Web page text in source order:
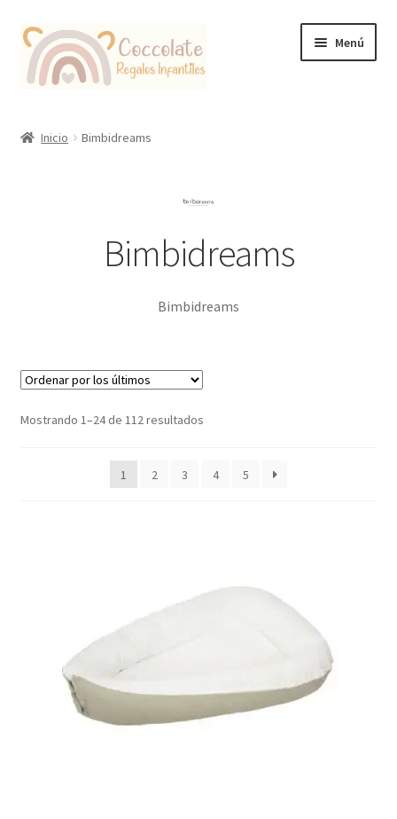
Ir
la
Ir
contenido
Menú
Inicio Bimbidreams
Bimbidreams
Bimbidreams
Mostrando 1–24 de 112 resultadosOrdenado
últimos
1 2 3 4 5